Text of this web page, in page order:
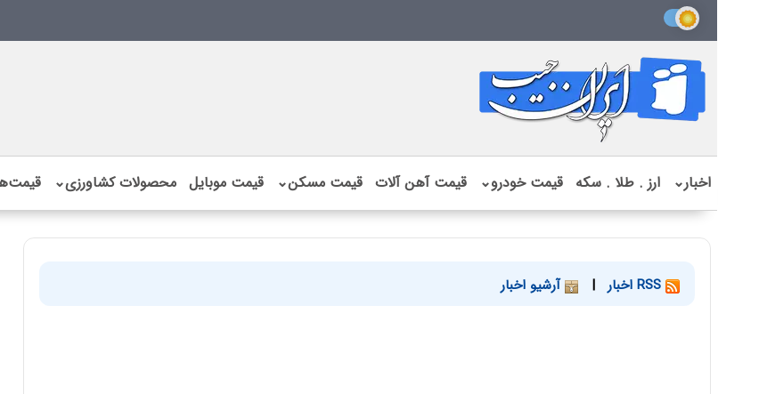
اخبار⌄ ارز . طلا . سکه قیمت خودرو⌄ قیمت آهن آلات قیمت مسکن⌄ قیمت موبایل محصولات کشاورزی⌄
| آرشیو اخبار